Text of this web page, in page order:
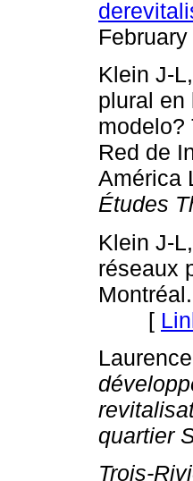
Klein J-
plural en
modelo?
Red de
América
Études
Klein J-
réseaux
Montréal.
[
quartier
Trois-